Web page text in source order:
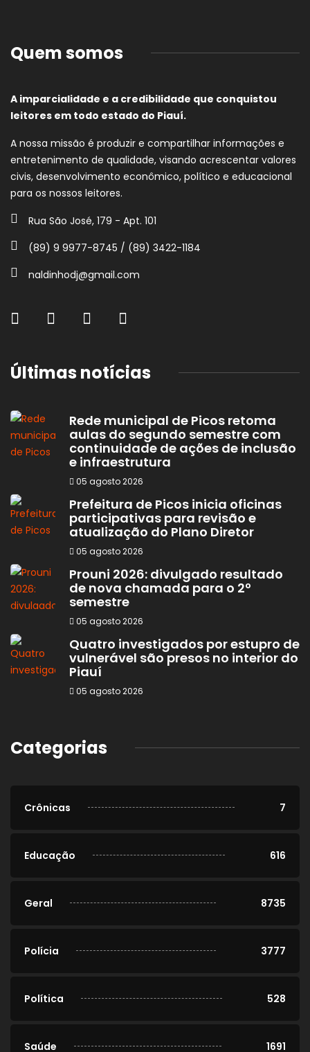
Quem somos
A imparcialidade e a credibilidade que conquistou
leitores em todo estado do Piauí.
A nossa missão é produzir e compartilhar informações e
entretenimento de qualidade, visando acrescentar valores
civis, desenvolvimento econômico, político e educacional
para os nossos leitores.
Rua São José, 179 - Apt. 101
(89) 9 9977-8745 / (89) 3422-1184
naldinhodj@gmail.com
Últimas notícias
Rede municipal de Picos retoma
aulas do segundo semestre com
continuidade de ações de inclusão
e infraestrutura
05 agosto 2026
Prefeitura de Picos inicia oficinas
participativas para revisão e
atualização do Plano Diretor
05 agosto 2026
Prouni 2026: divulgado resultado
de nova chamada para o 2º
semestre
05 agosto 2026
Quatro investigados por estupro de
vulnerável são presos no interior do
Piauí
05 agosto 2026
Categorias
Crônicas 7
Educação 616
Geral 8735
Polícia 3777
Política 528
Saúde 1691